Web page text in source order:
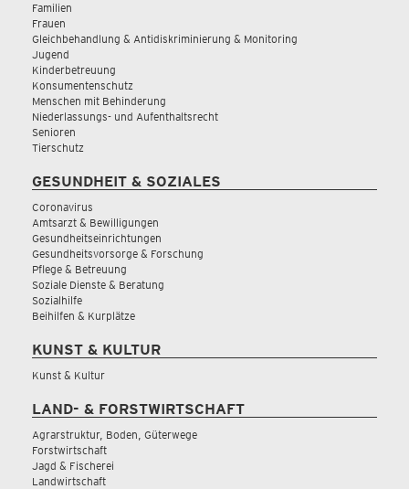
Familien
Frauen
Gleichbehandlung & Antidiskriminierung & Monitoring
Jugend
Kinderbetreuung
Konsumentenschutz
Menschen mit Behinderung
Niederlassungs- und Aufenthaltsrecht
Senioren
Tierschutz
GESUNDHEIT & SOZIALES
Coronavirus
Amtsarzt & Bewilligungen
Gesundheitseinrichtungen
Gesundheitsvorsorge & Forschung
Pflege & Betreuung
Soziale Dienste & Beratung
Sozialhilfe
Beihilfen & Kurplätze
KUNST & KULTUR
Kunst & Kultur
LAND- & FORSTWIRTSCHAFT
Agrarstruktur, Boden, Güterwege
Forstwirtschaft
Jagd & Fischerei
Landwirtschaft